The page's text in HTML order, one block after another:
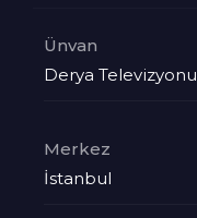
Ünvan
Derya Televizyonu
Merkez
İstanbul